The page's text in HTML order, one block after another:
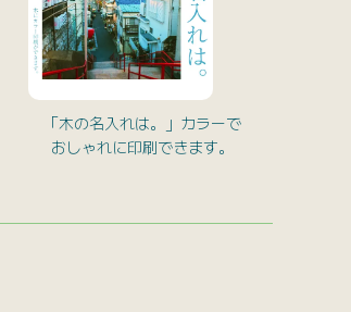
「木の名入れは。」カラーで
おしゃれに印刷できます。